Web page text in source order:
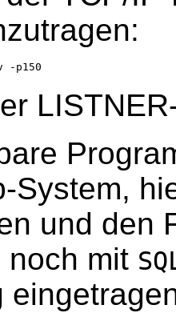
-p150
System,
und den
noch mit